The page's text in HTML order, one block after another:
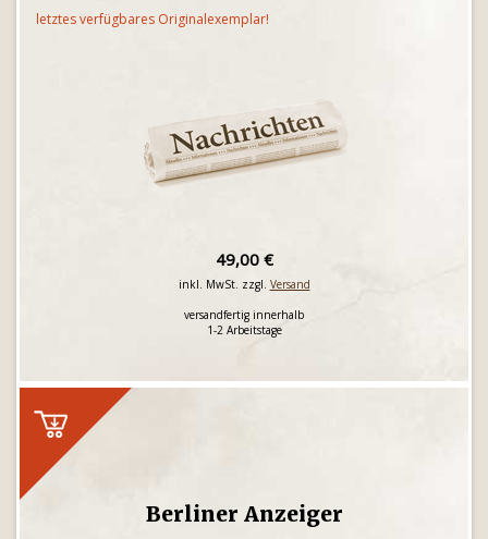
letztes verfügbares Originalexemplar!
49,00 €
inkl. MwSt. zzgl. Versand
versandfertig innerhalb
1-2 Arbeitstage
Berliner Anzeiger